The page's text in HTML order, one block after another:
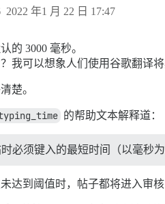
2022 年1 月 22 日 17:47
的 3000 毫秒。
我可以想象人们使用谷歌翻译
楚。
的帮助文本解释道：
必须键入的最短时间（以毫秒
达到阈值时，帖子都将进入审核